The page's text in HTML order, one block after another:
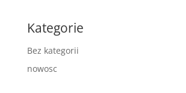
Kategorie
Bez kategorii
nowosc